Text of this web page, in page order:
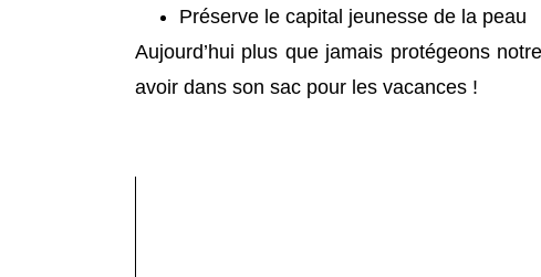
Préserve le capital jeunesse de la peau
Aujourd’hui plus que jamais protégeons
avoir dans son sac pour les vacances !